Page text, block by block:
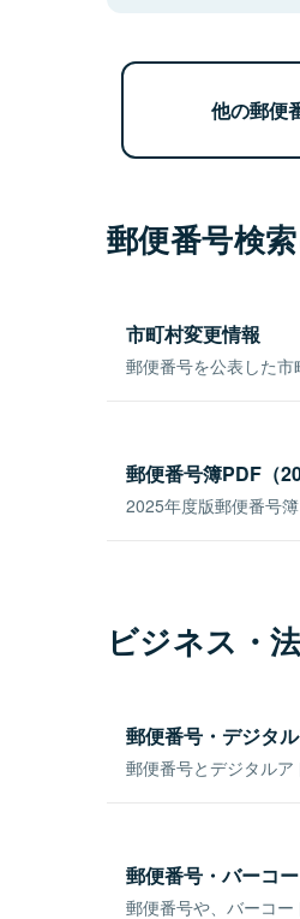
他の郵便
郵便番号検
市町村変更情報
郵便番号を公表した市
郵便番号簿PDF（
2025年度版郵便番号
ビジネス・
郵便番号・デジタ
郵便番号とデジタルア
郵便番号・バーコ
郵便番号や、バーコー